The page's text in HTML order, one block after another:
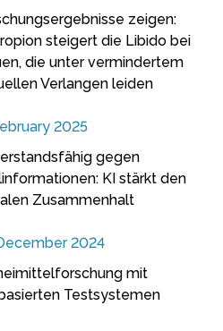
zeigen:
steigert die Libido bei
die unter vermindertem
Verlangen leiden
2025
gegen
KI stärkt den
Zusammenhalt
2024
mit
Testsystemen